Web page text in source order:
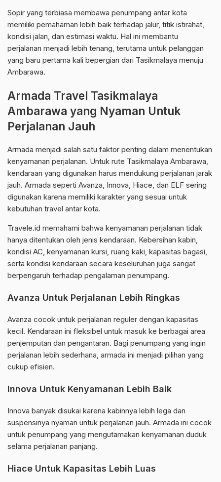
Sopir yang terbiasa membawa penumpang antar kota
memiliki pemahaman lebih baik terhadap jalur, titik istirahat,
kondisi jalan, dan estimasi waktu. Hal ini membantu
perjalanan menjadi lebih tenang, terutama untuk pelanggan
yang baru pertama kali bepergian dari Tasikmalaya menuju
Ambarawa.
Armada Travel Tasikmalaya
Ambarawa yang Nyaman Untuk
Perjalanan Jauh
Armada menjadi salah satu faktor penting dalam menentukan
kenyamanan perjalanan. Untuk rute Tasikmalaya Ambarawa,
kendaraan yang digunakan harus mendukung perjalanan jarak
jauh. Armada seperti Avanza, Innova, Hiace, dan ELF sering
digunakan karena memiliki karakter yang sesuai untuk
kebutuhan travel antar kota.
Travele.id memahami bahwa kenyamanan perjalanan tidak
hanya ditentukan oleh jenis kendaraan. Kebersihan kabin,
kondisi AC, kenyamanan kursi, ruang kaki, kapasitas bagasi,
serta kondisi kendaraan secara keseluruhan juga sangat
berpengaruh terhadap pengalaman penumpang.
Avanza Untuk Perjalanan Lebih Ringkas
Avanza cocok untuk perjalanan reguler dengan kapasitas
kecil. Kendaraan ini fleksibel untuk masuk ke berbagai area
penjemputan dan pengantaran. Bagi penumpang yang ingin
perjalanan lebih sederhana, armada ini menjadi pilihan yang
cukup efisien.
Innova Untuk Kenyamanan Lebih Baik
Innova banyak disukai karena kabinnya lebih lega dan
suspensinya nyaman untuk perjalanan jauh. Armada ini cocok
untuk penumpang yang mengutamakan kenyamanan duduk
selama perjalanan panjang.
Hiace Untuk Kapasitas Lebih Luas